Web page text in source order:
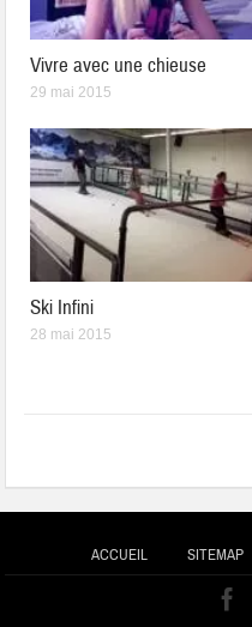
Vivre avec une chieuse
29 mai 2015
Ski Infini
28 mai 2015
ACCUEIL SITEMAP